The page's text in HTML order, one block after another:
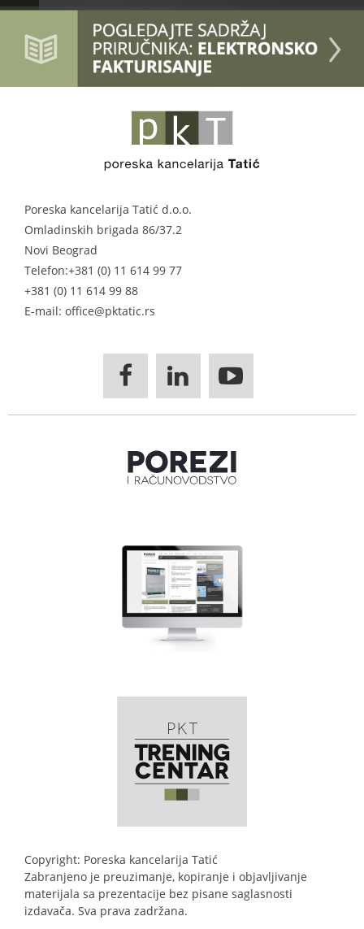
Poreska kancelarija Tatić d.o.o.
Omladinskih brigada 86/37.2
Novi Beograd
Telefon:+381 (0) 11 614 99 77
+381 (0) 11 614 99 88
E-mail: office@pktatic.rs
  
Copyright: Poreska kancelarija Tatić
Zabranjeno je preuzimanje, kopiranje i objavljivanje
materijala sa prezentacije bez pisane saglasnosti
izdavača. Sva prava zadržana.